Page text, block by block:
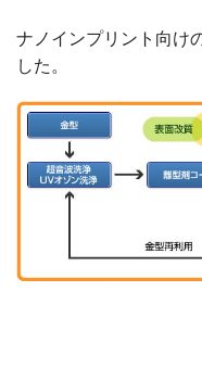
ナノインプリント向け
した。